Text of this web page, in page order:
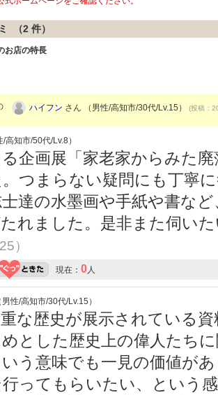
（2 件）
お店の特長
ハイフン さん （男性/高知市/30代/Lv.15） (投稿：
高知市/50代/Lv.8）
企画展「家老家からみた
つまらない疑問にも丁寧
達の水墨画や手紙や書な
れました。是非また伺い
）
現在： 0 人
性/高知市/30代/Lv.15）
な歴史が展示されている
とした歴史上の偉人たち
う意味でも一見の価値が
ってもらいたい、という